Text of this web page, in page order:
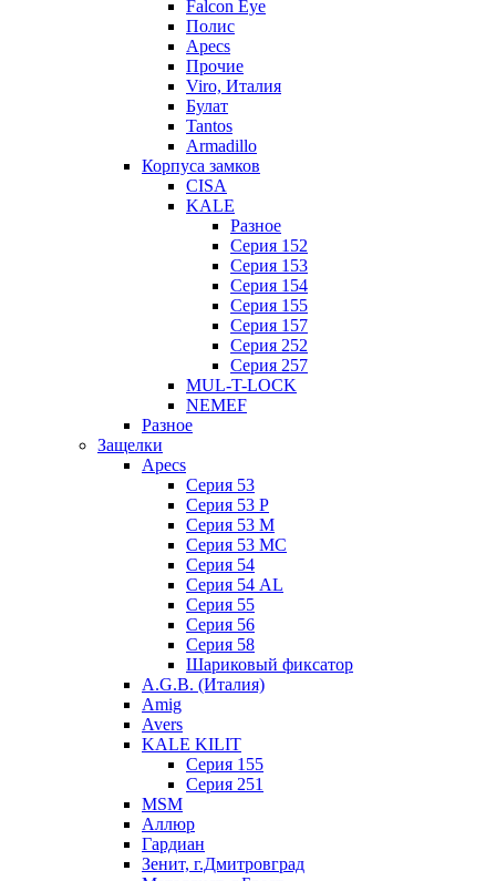
Falcon Eye
Полис
Apecs
Прочие
Viro, Италия
Булат
Tantos
Armadillo
Корпуса замков
CISA
KALE
Разное
Серия 152
Серия 153
Серия 154
Серия 155
Серия 157
Серия 252
Серия 257
MUL-T-LOCK
NEMEF
Разное
Защелки
Apecs
Серия 53
Серия 53 P
Серия 53 М
Серия 53 МC
Серия 54
Серия 54 AL
Серия 55
Серия 56
Серия 58
Шариковый фиксатор
A.G.B. (Италия)
Amig
Avers
KALE KILIT
Серия 155
Серия 251
MSM
Аллюр
Гардиан
Зенит, г.Дмитровград